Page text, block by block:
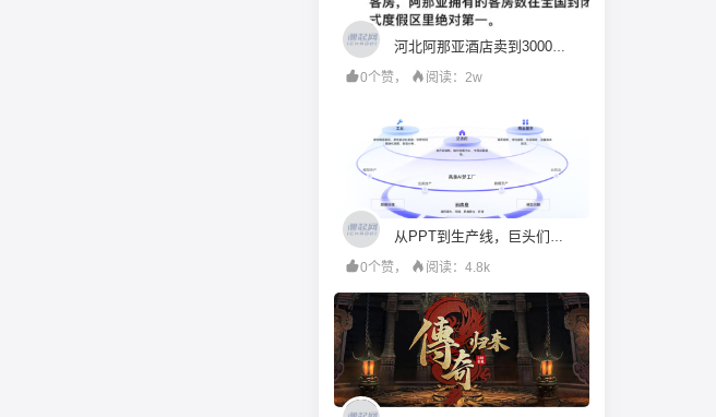
河北阿那亚酒店卖到3000块一晚，可馋死广州九龙湖了
0个赞，
阅读：2w
0个赞，
阅读：4.8k